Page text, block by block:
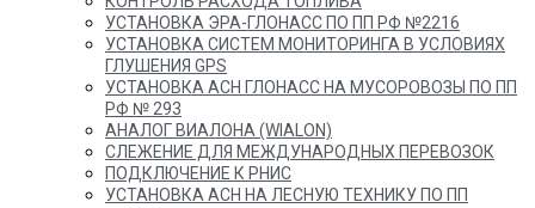
УСТАНОВКА ЭРА-ГЛОНАСС ПО ПП РФ №2216
УСТАНОВКА СИСТЕМ МОНИТОРИНГА В УСЛОВИЯХ
ГЛУШЕНИЯ GPS
УСТАНОВКА АСН ГЛОНАСС НА МУСОРОВОЗЫ ПО ПП
РФ № 293
АНАЛОГ ВИАЛОНА (WIALON)
СЛЕЖЕНИЕ ДЛЯ МЕЖДУНАРОДНЫХ ПЕРЕВОЗОК
ПОДКЛЮЧЕНИЕ К РНИС
УСТАНОВКА АСН НА ЛЕСНУЮ ТЕХНИКУ ПО ПП